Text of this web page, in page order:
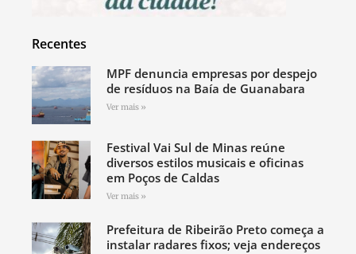
Recentes
MPF denuncia empresas por despejo
de resíduos na Baía de Guanabara
Ver mais »
Festival Vai Sul de Minas reúne
diversos estilos musicais e oficinas
em Poços de Caldas
Ver mais »
Prefeitura de Ribeirão Preto começa a
instalar radares fixos; veja endereços